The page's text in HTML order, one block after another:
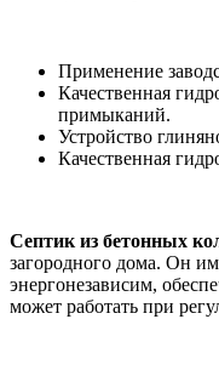
Применение
Качественная
примыканий.
Устройство
Качественная
Септик из бетонных
загородного дома. Он
энергонезависим,
может работать при